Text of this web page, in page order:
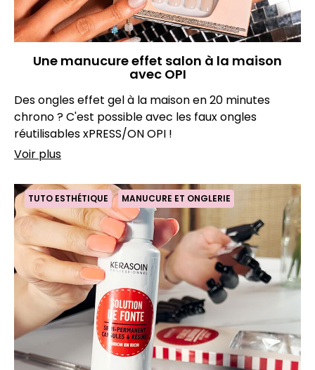
Une manucure effet salon à la maison
avec OPI
Des ongles effet gel à la maison en 20 minutes
chrono ? C'est possible avec les faux ongles
réutilisables xPRESS/ON OPI !
Voir plus
TUTO ESTHÉTIQUE MANUCURE ET ONGLERIE